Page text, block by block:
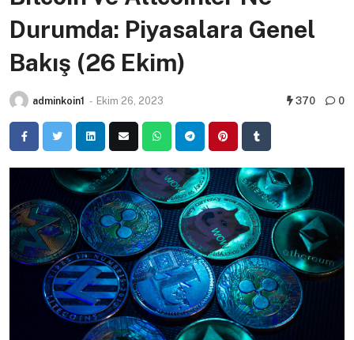
Durumda: Piyasalara Genel
Bakış (26 Ekim)
adminkoin1 - Ekim 26, 2023 370 0